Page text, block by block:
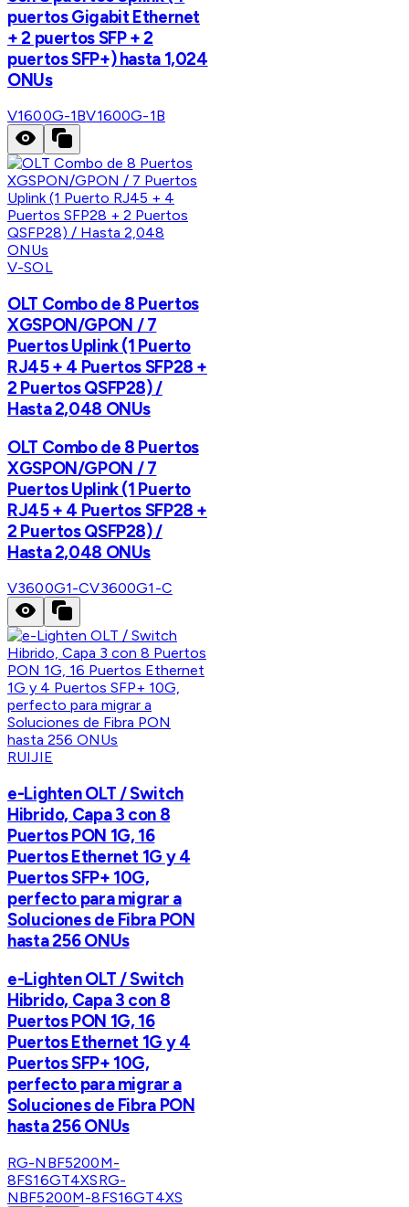
puertos Gigabit Ethernet
+ 2 puertos SFP + 2
puertos SFP+) hasta 1,024
ONUs
V1600G-1BV1600G-1B
V-SOL
OLT Combo de 8 Puertos
XGSPON/GPON / 7
Puertos Uplink (1 Puerto
RJ45 + 4 Puertos SFP28 +
2 Puertos QSFP28) /
Hasta 2,048 ONUs
OLT Combo de 8 Puertos
XGSPON/GPON / 7
Puertos Uplink (1 Puerto
RJ45 + 4 Puertos SFP28 +
2 Puertos QSFP28) /
Hasta 2,048 ONUs
V3600G1-CV3600G1-C
RUIJIE
e-Lighten OLT / Switch
Hibrido, Capa 3 con 8
Puertos PON 1G, 16
Puertos Ethernet 1G y 4
Puertos SFP+ 10G,
perfecto para migrar a
Soluciones de Fibra PON
hasta 256 ONUs
e-Lighten OLT / Switch
Hibrido, Capa 3 con 8
Puertos PON 1G, 16
Puertos Ethernet 1G y 4
Puertos SFP+ 10G,
perfecto para migrar a
Soluciones de Fibra PON
hasta 256 ONUs
RG-NBF5200M-
8FS16GT4XSRG-
NBF5200M-8FS16GT4XS